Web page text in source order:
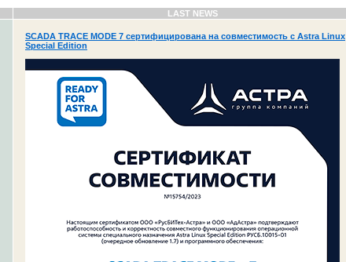
LAST NEWS
SCADA TRACE MODE 7 сертифицирована на совместимость с Astra Linux
Special Edition